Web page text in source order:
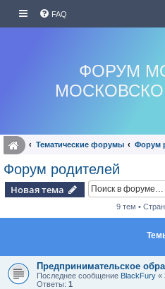
FAQ
ФОРУМ
Тематические форумы Форум
Форум родителей
Новая тема
9 тем •
Предпринимательское
Последнее сообщение BlackFury «
Ответы: 1